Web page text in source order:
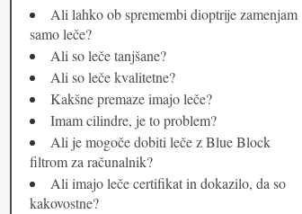
Ali lahko ob spremembi dioptrije zamenjam
samo leče?
Ali so leče tanjšane?
Ali so leče kvalitetne?
Kakšne premaze imajo leče?
Imam cilindre, je to problem?
Ali je mogoče dobiti leče z Blue Block
filtrom za računalnik?
Ali imajo leče certifikat in dokazilo, da so
kakovostne?